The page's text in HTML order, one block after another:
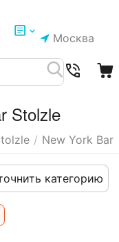
Москва
Stolzle
/ New York Bar
категорию